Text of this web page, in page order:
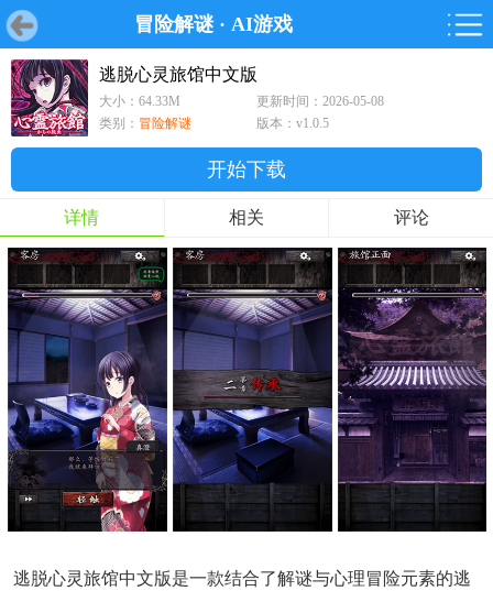
冒险解谜· AI游戏
首页 游戏 软件
首页 游戏 软件 鸿蒙
游戏
鸿蒙
软件
专题
逃脱心灵旅馆中文版
大小：64.33M
更新时间：2026-05-08
类别： 冒险解谜 版本：v1.0.5
开始下载
详情 相关 评论
逃脱心灵旅馆中文版是一款结合了解谜与心理冒险元素的逃